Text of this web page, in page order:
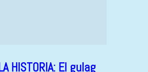
HISTORIA: El gulag